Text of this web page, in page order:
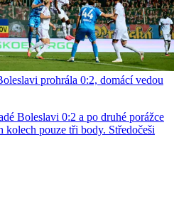
prohrála 0:2, domácí vedou
Boleslavi 0:2 a po druhé porážce
kolech pouze tři body. Středočeši